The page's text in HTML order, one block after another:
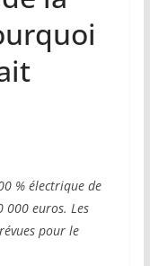
% électrique de
euros. Les
pour le